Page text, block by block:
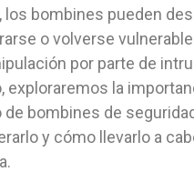
los bombines pueden
o volverse
por parte de
exploraremos la
de bombines de
y cómo llevarlo a